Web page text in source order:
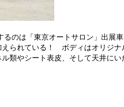
のは「東京オートサロン」出展
えられている！ ボディはオリジナ
類やシート表皮、そして天井にい